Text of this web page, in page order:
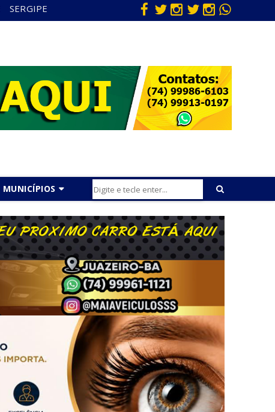
SERGIPE
MUNICÍPIOS